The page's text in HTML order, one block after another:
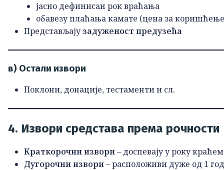
јасно дефинисан рок враћања
обавезу плаћања камате (цена за
Представљајузадуженост предузећа
в) Остали извори
Поклони, донације, тестаменти и сл.
4. Извори средстава према рочности
Краткорочни извори– доспевају у року
Дугорочни извори– расположиви дуже од 1